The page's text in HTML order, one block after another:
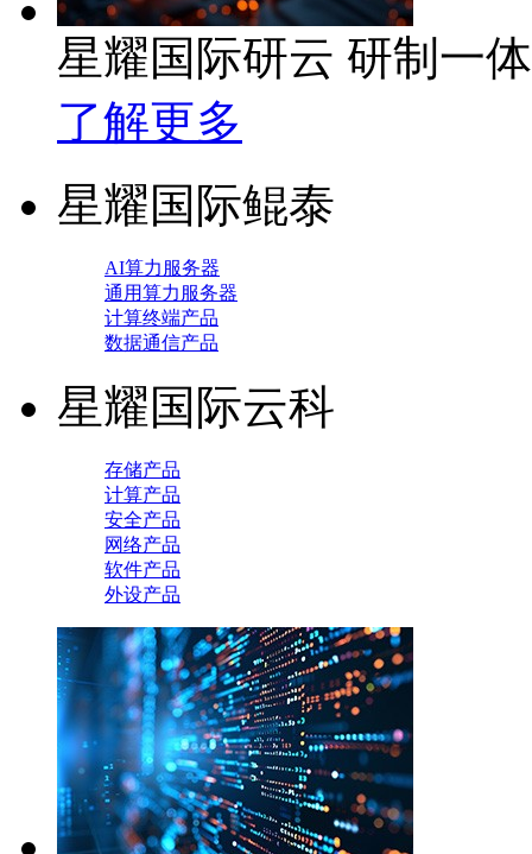
星耀国际研云 研制一
了解更多
星耀国际鲲泰
AI算力服务器
通用算力服务器
计算终端产品
数据通信产品
星耀国际云科
存储产品
计算产品
安全产品
网络产品
软件产品
外设产品